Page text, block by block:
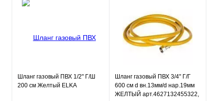
Шланг газовый ПВХ 1/2" Г/Ш
200 см Желтый ELKA
Шланг газовый ПВХ 3/4" Г/Г
600 см d вн.13мм/d нар.19мм
ЖЕЛТЫЙ арт.4627132455322,